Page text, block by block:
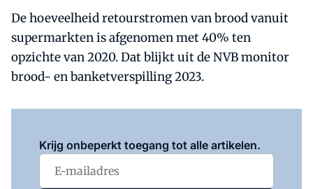
De hoeveelheid retourstromen van brood vanuit
supermarkten is afgenomen met 40% ten
opzichte van 2020. Dat blijkt uit de NVB monitor
brood- en banketverspilling 2023.
Krijg onbeperkt toegang tot alle artikelen.